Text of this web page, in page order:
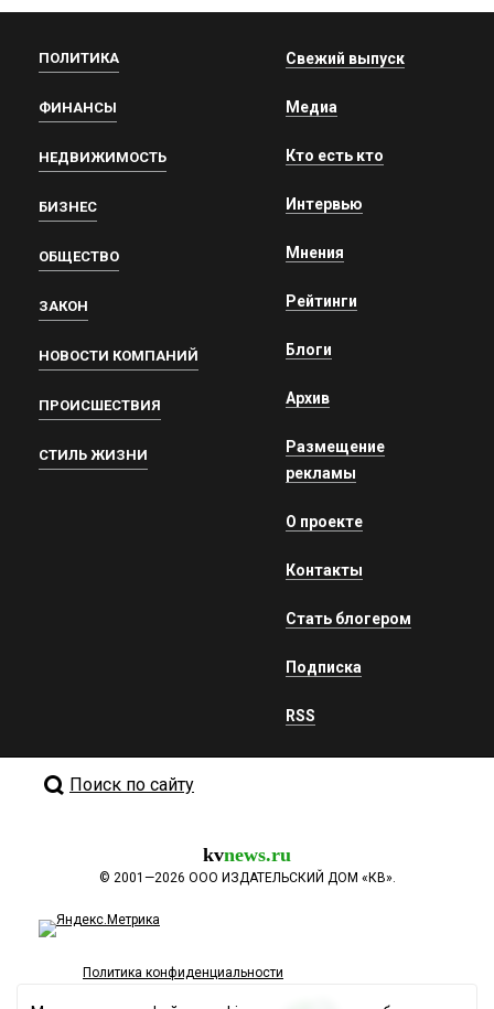
ПОЛИТИКА
ФИНАНСЫ
НЕДВИЖИМОСТЬ
БИЗНЕС
ОБЩЕСТВО
ЗАКОН
НОВОСТИ КОМПАНИЙ
ПРОИСШЕСТВИЯ
СТИЛЬ ЖИЗНИ
Свежий выпуск
Медиа
Кто есть кто
Интервью
Мнения
Рейтинги
Блоги
Архив
Размещение
рекламы
О проекте
Контакты
Стать блогером
Подписка
RSS
Поиск по сайту
kvnews.ru
© 2001—2026 ООО ИЗДАТЕЛЬСКИЙ ДОМ «КВ».
Политика конфиденциальности